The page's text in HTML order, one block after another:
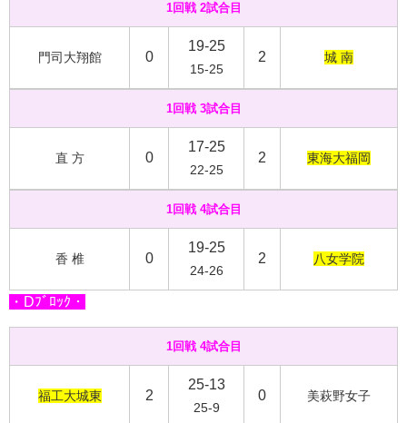
1回戦 2試合目
門司大翔館 0
19-25
15-25
2 城 南
1回戦 3試合目
直 方 0
17-25
22-25
2 東海大福岡
1回戦 4試合目
香 椎 0
19-25
24-26
2 八女学院
・Dﾌﾞﾛｯｸ・
1回戦 4試合目
福工大城東 2
25-13
25-9
0 美萩野女子